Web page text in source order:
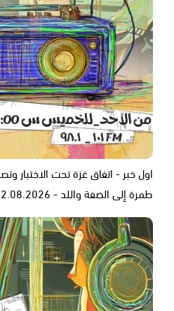
اول خبر - اتفاق غزة تحت الاختبار
طمرة إلى الضفة واللد - 02.08.2026